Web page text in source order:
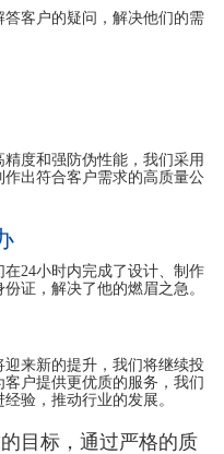
客户的疑问，解决他们的需
度和强防伪性能，我们采用
出符合客户需求的高质量公
24小时内完成了设计、制作
证，解决了他的燃眉之急。
迎来新的提升，我们将继续投
户提供更优质的服务，我们
验，推动行业的发展。
目标，通过严格的质